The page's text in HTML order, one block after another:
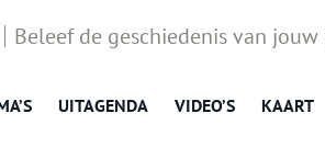
Beleef de geschiedenis van
UITAGENDA VIDEO’S KAART